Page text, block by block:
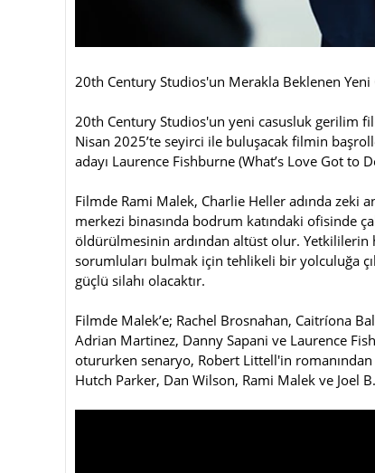
20th Century Studios'un Merakla Beklenen
20th Century Studios'un yeni casusluk gerilim
Nisan 2025’te seyirci ile buluşacak filmin
adayı Laurence Fishburne (What’s Love Got to
Filmde Rami Malek, Charlie Heller adında zeki
merkezi binasında bodrum katındaki ofisinde
öldürülmesinin ardından altüst olur. Yetkililerin
sorumluları bulmak için tehlikeli bir yolculuğa
güçlü silahı olacaktır.
Filmde Malek’e; Rachel Brosnahan, Caitríona
Adrian Martinez, Danny Sapani ve Laurence
otururken senaryo, Robert Littell'in romanından
Hutch Parker, Dan Wilson, Rami Malek ve Joel